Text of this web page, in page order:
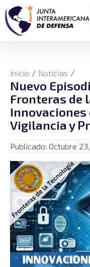
Inicio / Noticias /
Nuevo
Fronteras de
Innovaciones
Vigilancia y
Publicado: Octubre